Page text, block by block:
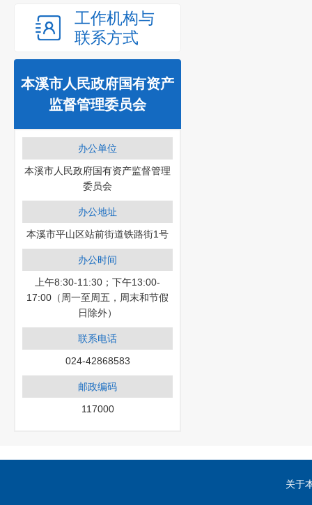
工作机构与
联系方式
本溪市人民政府国有资产
监督管理委员会
办公单位
本溪市人民政府国有资产监督管理
委员会
办公地址
本溪市平山区站前街道铁路街1号
办公时间
上午8:30-11:30；下午13:00-
17:00（周一至周五，周末和节假
日除外）
联系电话
024-42868583
邮政编码
117000
关于